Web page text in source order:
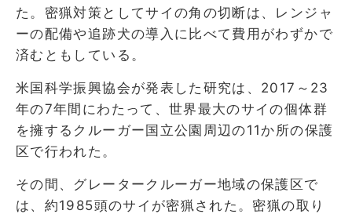
た。密猟対策としてサイの角の切断は、レンジャ
ーの配備や追跡犬の導入に比べて費用がわずかで
済むともしている。
米国科学振興協会が発表した研究は、2017～23
年の7年間にわたって、世界最大のサイの個体群
を擁するクルーガー国立公園周辺の11か所の保護
区で行われた。
その間、グレータークルーガー地域の保護区で
は、約1985頭のサイが密猟された。密猟の取り